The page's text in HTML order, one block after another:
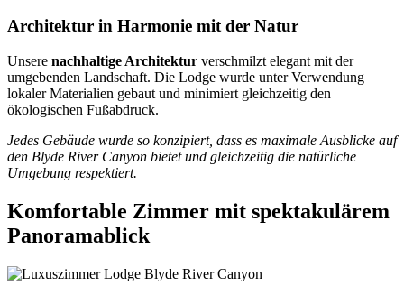
Architektur in Harmonie mit der Natur
Unsere nachhaltige Architektur verschmilzt elegant mit der
umgebenden Landschaft. Die Lodge wurde unter Verwendung
lokaler Materialien gebaut und minimiert gleichzeitig den
ökologischen Fußabdruck.
Jedes Gebäude wurde so konzipiert, dass es maximale Ausblicke auf
den Blyde River Canyon bietet und gleichzeitig die natürliche
Umgebung respektiert.
Komfortable Zimmer mit spektakulärem
Panoramablick